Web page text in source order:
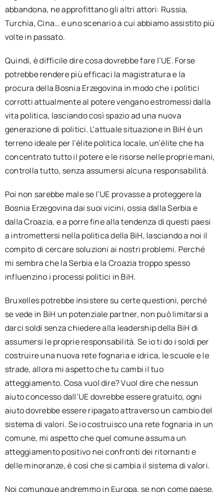
abbandona, ne approfittano gli altri attori: Russia,
Turchia, Cina… e uno scenario a cui abbiamo assistito più
volte in passato.
Quindi, è difficile dire cosa dovrebbe fare l’UE. Forse
potrebbe rendere più efficaci la magistratura e la
procura della Bosnia Erzegovina in modo che i politici
corrotti attualmente al potere vengano estromessi dalla
vita politica, lasciando così spazio ad una nuova
generazione di politici. L’attuale situazione in BiH è un
terreno ideale per l’élite politica locale, un’élite che ha
concentrato tutto il potere e le risorse nelle proprie mani,
controlla tutto, senza assumersi alcuna responsabilità.
Poi non sarebbe male se l’UE provasse a proteggere la
Bosnia Erzegovina dai suoi vicini, ossia dalla Serbia e
dalla Croazia, e a porre fine alla tendenza di questi paesi
a intromettersi nella politica della BiH, lasciando a noi il
compito di cercare soluzioni ai nostri problemi. Perché
mi sembra che la Serbia e la Croazia troppo spesso
influenzino i processi politici in BiH.
Bruxelles potrebbe insistere su certe questioni, perché
se vede in BiH un potenziale partner, non può limitarsi a
darci soldi senza chiedere alla leadership della BiH di
assumersi le proprie responsabilità. Se io ti do i soldi per
costruire una nuova rete fognaria e idrica, le scuole e le
strade, allora mi aspetto che tu cambi il tuo
atteggiamento. Cosa vuol dire? Vuol dire che nessun
aiuto concesso dall’UE dovrebbe essere gratuito, ogni
aiuto dovrebbe essere ripagato attraverso un cambio del
sistema di valori. Se io costruisco una rete fognaria in un
comune, mi aspetto che quel comune assuma un
atteggiamento positivo nei confronti dei ritornanti e
delle minoranze, è così che si cambia il sistema di valori.
Noi comunque andremmo in Europa, se non come paese,